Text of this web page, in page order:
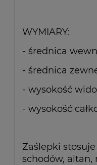
WYMIARY:
- średnica
- średnica
- wysokość
- wysokość
Zaślepki
schodów, altan,